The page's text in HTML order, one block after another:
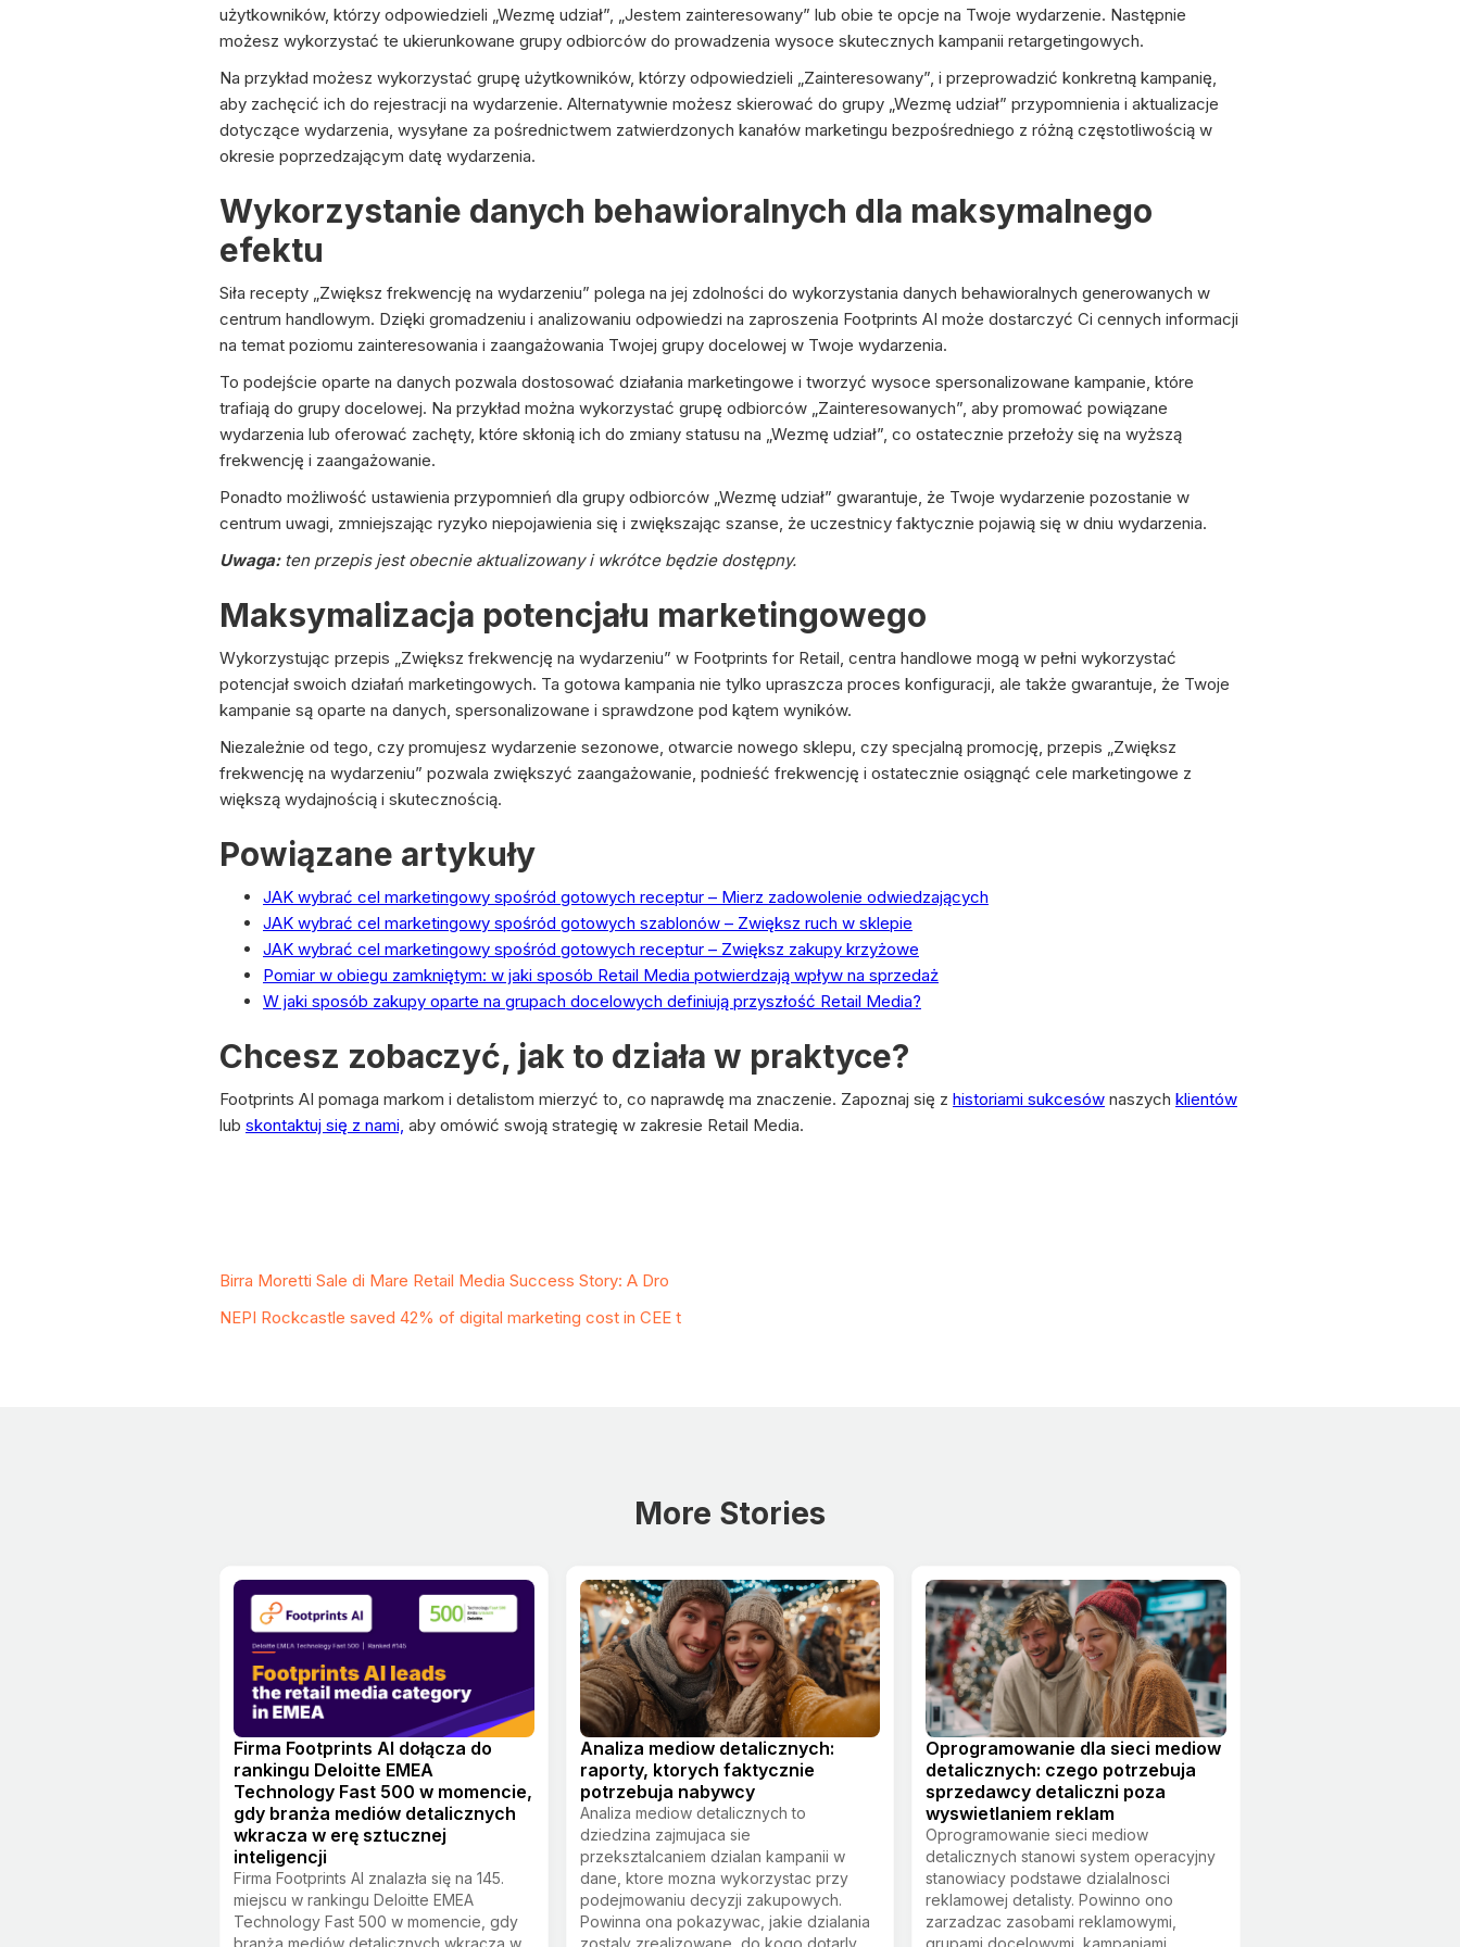
użytkowników, którzy odpowiedzieli „Wezmę udział”, „Jestem zainteresowany” lub obie te opcje na Twoje wydarzenie. Następnie
możesz wykorzystać te ukierunkowane grupy odbiorców do prowadzenia wysoce skutecznych kampanii retargetingowych.
Na przykład możesz wykorzystać grupę użytkowników, którzy odpowiedzieli „Zainteresowany”, i przeprowadzić konkretną kampanię,
aby zachęcić ich do rejestracji na wydarzenie. Alternatywnie możesz skierować do grupy „Wezmę udział” przypomnienia i aktualizacje
dotyczące wydarzenia, wysyłane za pośrednictwem zatwierdzonych kanałów marketingu bezpośredniego z różną częstotliwością w
okresie poprzedzającym datę wydarzenia.
Wykorzystanie danych behawioralnych dla maksymalnego
efektu
Siła recepty „Zwiększ frekwencję na wydarzeniu” polega na jej zdolności do wykorzystania danych behawioralnych generowanych w
centrum handlowym. Dzięki gromadzeniu i analizowaniu odpowiedzi na zaproszenia Footprints AI może dostarczyć Ci cennych informacji
na temat poziomu zainteresowania i zaangażowania Twojej grupy docelowej w Twoje wydarzenia.
To podejście oparte na danych pozwala dostosować działania marketingowe i tworzyć wysoce spersonalizowane kampanie, które
trafiają do grupy docelowej. Na przykład można wykorzystać grupę odbiorców „Zainteresowanych”, aby promować powiązane
wydarzenia lub oferować zachęty, które skłonią ich do zmiany statusu na „Wezmę udział”, co ostatecznie przełoży się na wyższą
frekwencję i zaangażowanie.
Ponadto możliwość ustawienia przypomnień dla grupy odbiorców „Wezmę udział” gwarantuje, że Twoje wydarzenie pozostanie w
centrum uwagi, zmniejszając ryzyko niepojawienia się i zwiększając szanse, że uczestnicy faktycznie pojawią się w dniu wydarzenia.
Uwaga: ten przepis jest obecnie aktualizowany i wkrótce będzie dostępny.
Maksymalizacja potencjału marketingowego
Wykorzystując przepis „Zwiększ frekwencję na wydarzeniu” w Footprints for Retail, centra handlowe mogą w pełni wykorzystać
potencjał swoich działań marketingowych. Ta gotowa kampania nie tylko upraszcza proces konfiguracji, ale także gwarantuje, że Twoje
kampanie są oparte na danych, spersonalizowane i sprawdzone pod kątem wyników.
Niezależnie od tego, czy promujesz wydarzenie sezonowe, otwarcie nowego sklepu, czy specjalną promocję, przepis „Zwiększ
frekwencję na wydarzeniu” pozwala zwiększyć zaangażowanie, podnieść frekwencję i ostatecznie osiągnąć cele marketingowe z
większą wydajnością i skutecznością.
Powiązane artykuły
JAK wybrać cel marketingowy spośród gotowych receptur – Mierz zadowolenie odwiedzających
JAK wybrać cel marketingowy spośród gotowych szablonów – Zwiększ ruch w sklepie
JAK wybrać cel marketingowy spośród gotowych receptur – Zwiększ zakupy krzyżowe
Pomiar w obiegu zamkniętym: w jaki sposób Retail Media potwierdzają wpływ na sprzedaż
W jaki sposób zakupy oparte na grupach docelowych definiują przyszłość Retail Media?
Chcesz zobaczyć, jak to działa w praktyce?
Footprints AI pomaga markom i detalistom mierzyć to, co naprawdę ma znaczenie. Zapoznaj się z historiami sukcesów naszych klientów
lub skontaktuj się z nami, aby omówić swoją strategię w zakresie Retail Media.
Birra Moretti Sale di Mare Retail Media Success Story: A Dro
NEPI Rockcastle saved 42% of digital marketing cost in CEE t
More Stories
Firma Footprints AI dołącza do
rankingu Deloitte EMEA
Technology Fast 500 w momencie,
gdy branża mediów detalicznych
wkracza w erę sztucznej
inteligencji
Firma Footprints AI znalazła się na 145.
miejscu w rankingu Deloitte EMEA
Technology Fast 500 w momencie, gdy
branża mediów detalicznych wkracza w
Analiza mediow detalicznych:
raporty, ktorych faktycznie
potrzebuja nabywcy
Analiza mediow detalicznych to
dziedzina zajmujaca sie
przeksztalcaniem dzialan kampanii w
dane, ktore mozna wykorzystac przy
podejmowaniu decyzji zakupowych.
Powinna ona pokazywac, jakie dzialania
zostaly zrealizowane, do kogo dotarly,
Oprogramowanie dla sieci mediow
detalicznych: czego potrzebuja
sprzedawcy detaliczni poza
wyswietlaniem reklam
Oprogramowanie sieci mediow
detalicznych stanowi system operacyjny
stanowiacy podstawe dzialalnosci
reklamowej detalisty. Powinno ono
zarzadzac zasobami reklamowymi,
grupami docelowymi, kampaniami...